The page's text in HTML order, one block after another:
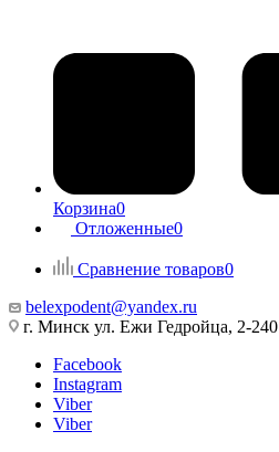
Корзина0
Отложенные0
Сравнение товаров0
belexpodent@yandex.ru
г. Минск ул. Ежи Гедройца, 2-240
Facebook
Instagram
Viber
Viber